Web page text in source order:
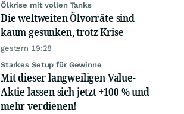
Ölkrise mit vollen Tanks
Die weltweiten Ölvorräte sind
kaum gesunken, trotz Krise
gestern 19:28
Starkes Setup für Gewinne
Mit dieser langweiligen Value-
Aktie lassen sich jetzt +100 % und
mehr verdienen!